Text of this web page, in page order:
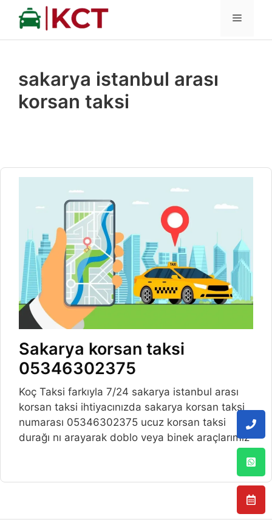
İçeriğe
MENÜ
sakarya istanbul arası
korsan taksi
Sakarya korsan taksi
05346302375
Koç Taksi farkıyla 7/24 sakarya istanbul arası
korsan taksi ihtiyacınızda sakarya korsan taksi
numarası 05346302375 ucuz korsan taksi
durağı nı arayarak doblo veya binek araçlarımız